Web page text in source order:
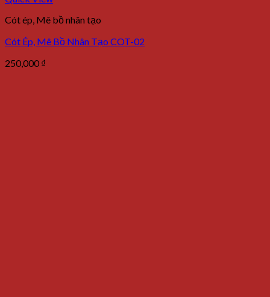
Cót ép, Mê bồ nhân tạo
Cót Ép, Mê Bồ Nhân Tạo COT-02
250,000 ₫